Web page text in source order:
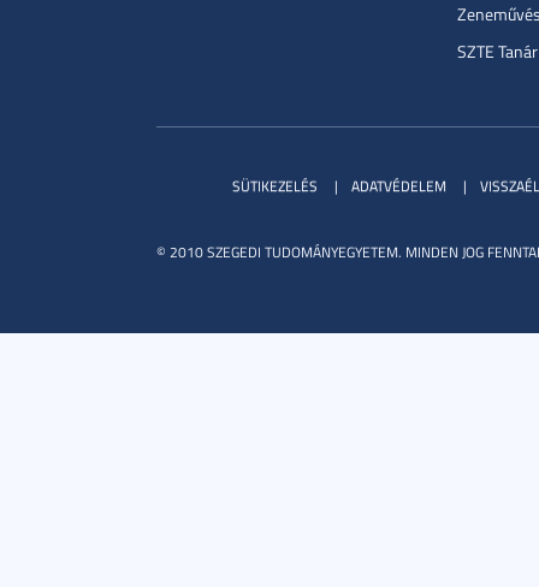
SZTE
© 2010 SZEGEDI TUDOMÁNYEGYETEM. MINDEN JOG
SÜTIKEZELÉS ADATVÉDELEM